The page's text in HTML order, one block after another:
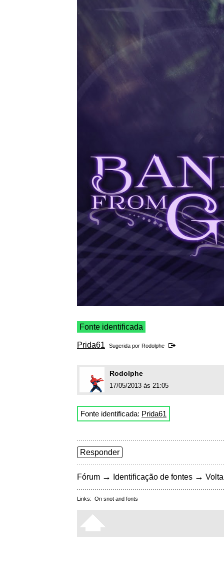
Fonte identificada
Prida61 Sugerida por Rodolphe
Rodolphe
17/05/2013 às 21:05
Fonte identificada: Prida61
Responder
Fórum → Identificação de fontes →
Links: On snot and fonts